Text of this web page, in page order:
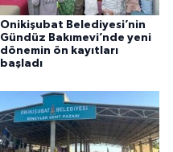
Onikişubat Belediyesi’nin
Gündüz Bakımevi’nde yeni
dönemin ön kayıtları
başladı